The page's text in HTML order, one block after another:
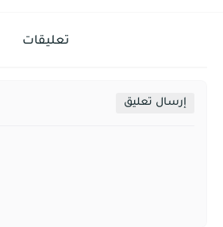
تعليقات
إرسال تعليق